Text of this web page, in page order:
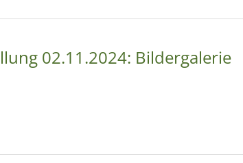
02.11.2024: Bildergalerie